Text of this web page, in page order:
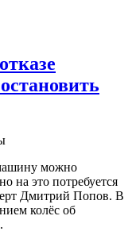
можно
на это потребуется
Дмитрий Попов. В
колёс об